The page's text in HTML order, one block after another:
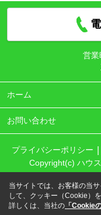
営業
ホーム
お問い合わせ
プライバシーポリシー
Copyright(c) ハウ
当サイトでは、お客様の当
して、クッキー（Cookie）
詳しくは、当社の 「Cookie